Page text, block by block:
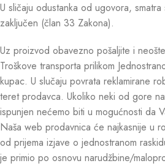
U sličaju odustanka od ugovora,
zaključen (član 33 Zakona).
Uz proizvod obavezno pošaljite i
Troškove transporta prilikom
kupac. U slučaju povrata reklamirane
teret prodavca. Ukoliko neki od gore
ispunjen nećemo biti u mogućnosti da
Naša web prodavnica će najkasnije u
od prijema izjave o jednostranom
je primio po osnovu narudžbine/